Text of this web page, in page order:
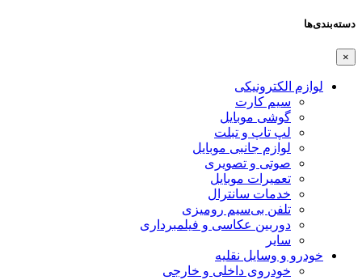
دسته‌بندی‌ها
×
لوازم الکترونیکی
سیم کارت
گوشی موبایل
لپ تاپ و تبلت
لوازم جانبی موبایل
صوتی و تصویری
تعمیرات موبایل
خدمات سانترال
تلفن بی‌سیم رومیزی
دوربین عکاسی و فیلمبرداری
سایر
خودرو و وسایل نقلیه
خودروی داخلی و خارجی